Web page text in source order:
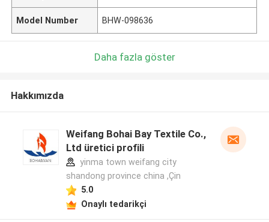
Model Number BHW-098636
Daha fazla göster
Hakkımızda
Weifang Bohai Bay Textile Co.,
Ltd üretici profili
yinma town weifang city
shandong province china ,Çin
5.0
Onaylı tedarikçi